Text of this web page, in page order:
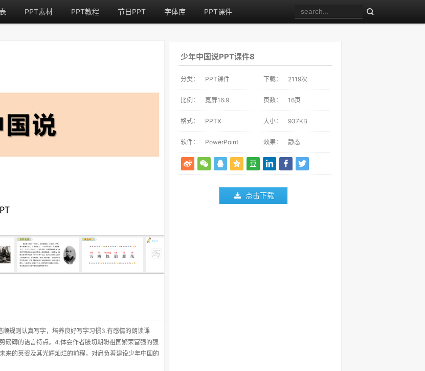
PPT素材 PPT教程 节日PPT 字体库 PPT课件
少年中国说PPT课件8
分类： PPT课件 下载： 2119次
比例： 宽屏16:9 页数： 16页
格式： PPTX 大小： 937KB
软件： PowerPoint 效果： 静态
点击下载
顺规则认真写字，培养良好写字习惯3.有感情的朗读课
磅礴的语言特点。4.体会作者殷切期盼祖国繁荣富强的强
来的英姿及其光辉灿烂的前程，对肩负着建设少年中国的